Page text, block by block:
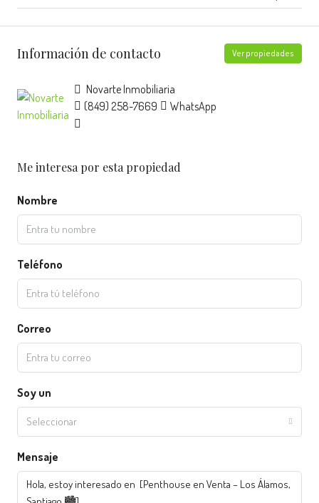
Información de contacto Ver propiedades
Novarte Inmobiliaria
(849) 258-7669
WhatsApp
Me interesa por esta propiedad
Nombre
Teléfono
Correo
Soy un
Seleccionar
Mensaje